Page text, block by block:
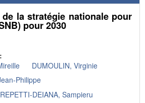
la stratégie nationale pour
pour 2030
DUMOULIN, Virginie
Philippe
REPETTI-DEIANA, Sampieru